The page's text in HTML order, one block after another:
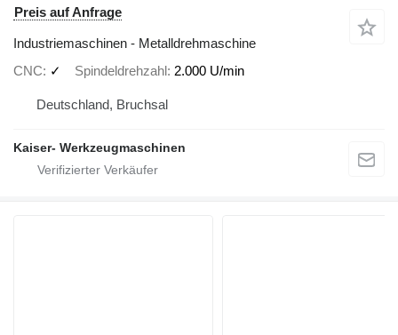
Preis auf Anfrage
Industriemaschinen - Metalldrehmaschine
CNC
✓ Spindeldrehzahl 2.000 U/min
Deutschland, Bruchsal
Kaiser- Werkzeugmaschinen